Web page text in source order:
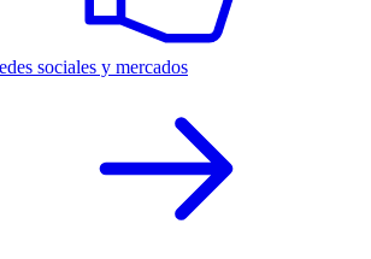
sociales y mercados